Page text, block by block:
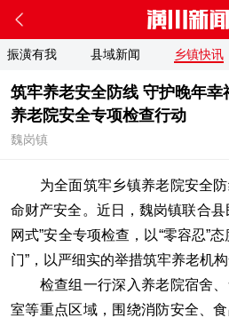
振潢有我 县域新闻 乡镇快讯
筑牢养老安全防线 守护晚年
养老院安全专项检查行动
魏岗镇
为全面筑牢乡镇养老院安全防
命财产安全。近日，魏岗镇联合县
网式”安全专项检查，以“零容忍”
门”，以严细实的举措筑牢养老机构
检查组一行深入养老院宿舍、
室等重点区域，围绕消防安全、